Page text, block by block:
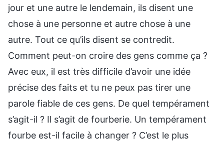
jour et une autre le lendemain, ils disent une
chose à une personne et autre chose à une
autre. Tout ce qu’ils disent se contredit.
Comment peut-on croire des gens comme ça ?
Avec eux, il est très difficile d’avoir une idée
précise des faits et tu ne peux pas tirer une
parole fiable de ces gens. De quel tempérament
s’agit-il ? Il s’agit de fourberie. Un tempérament
fourbe est-il facile à changer ? C’est le plus